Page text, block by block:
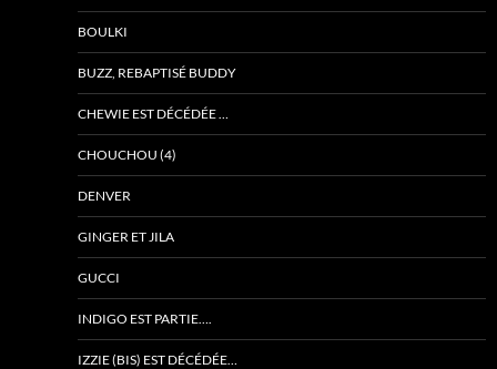
BOULKI
BUZZ, REBAPTISÉ BUDDY
CHEWIE EST DÉCÉDÉE …
CHOUCHOU (4)
DENVER
GINGER ET JILA
GUCCI
INDIGO EST PARTIE….
IZZIE (BIS) EST DÉCÉDÉE…